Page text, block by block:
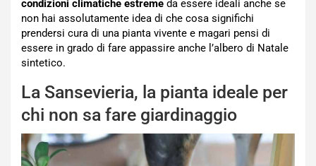
condizioni climatiche estreme da essere ideali anche se
non hai assolutamente idea di che cosa significhi
prendersi cura di una pianta vivente e magari pensi di
essere in grado di fare appassire anche l’albero di Natale
sintetico.
La Sansevieria, la pianta ideale per
chi non sa fare giardinaggio